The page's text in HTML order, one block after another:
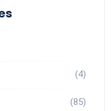
(4)
(85)